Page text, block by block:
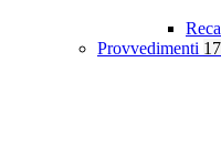
Provvedimenti